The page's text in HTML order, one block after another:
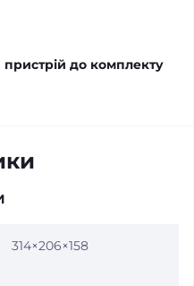
до комплекту
314×206×158